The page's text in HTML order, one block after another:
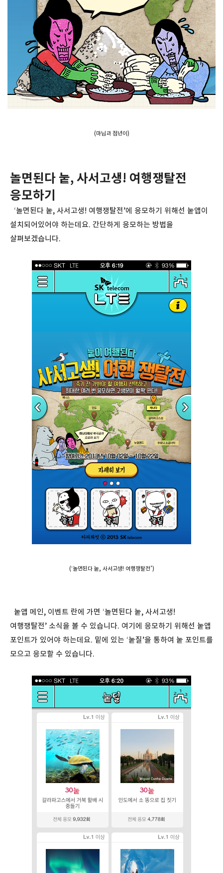
(마님과 점년이)
놀면된다 눝, 사서고생! 여행쟁탈전
응모하기
‘놀면된다 눝, 사서고생! 여행쟁탈전’에 응모하기 위해선 눝앱이
설치되어있어야 하는데요. 간단하게 응모하는 방법을
살펴보겠습니다.
(‘놀면된다 눝, 사서고생! 여행쟁탈전’)
눝앱 메인, 이벤트 란에 가면 ‘놀면된다 눝, 사서고생!
여행쟁탈전’ 소식을 볼 수 있습니다. 여기에 응모하기 위해선 눝앱
포인트가 있어야 하는데요. 밑에 있는 ‘눝질’을 통하여 눝 포인트를
모으고 응모할 수 있습니다.